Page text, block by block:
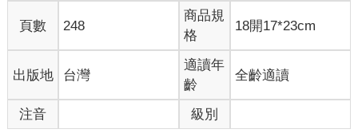
頁數 248
商品規
格
18開17*23cm
出版地 台灣
適讀年
齡
全齡適讀
注音 級別